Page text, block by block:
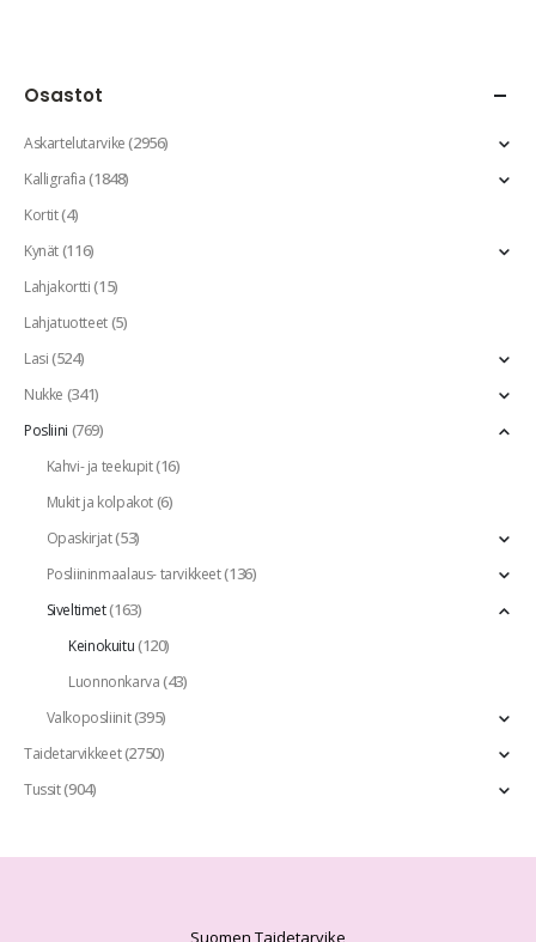
Osastot
Askartelutarvike(2956)
Kalligrafia(1848)
Kortit(4)
Kynät(116)
Lahjakortti(15)
Lahjatuotteet(5)
Lasi(524)
Nukke (341)
Posliini (769)
Kahvi- ja teekupit(16)
Mukit ja kolpakot(6)
Opaskirjat(53)
Posliininmaalaus- tarvikkeet(136)
Siveltimet(163)
Keinokuitu(120)
Luonnonkarva(43)
Valkoposliinit(395)
Taidetarvikkeet(2750)
Tussit(904)
Suomen Taidetarvike